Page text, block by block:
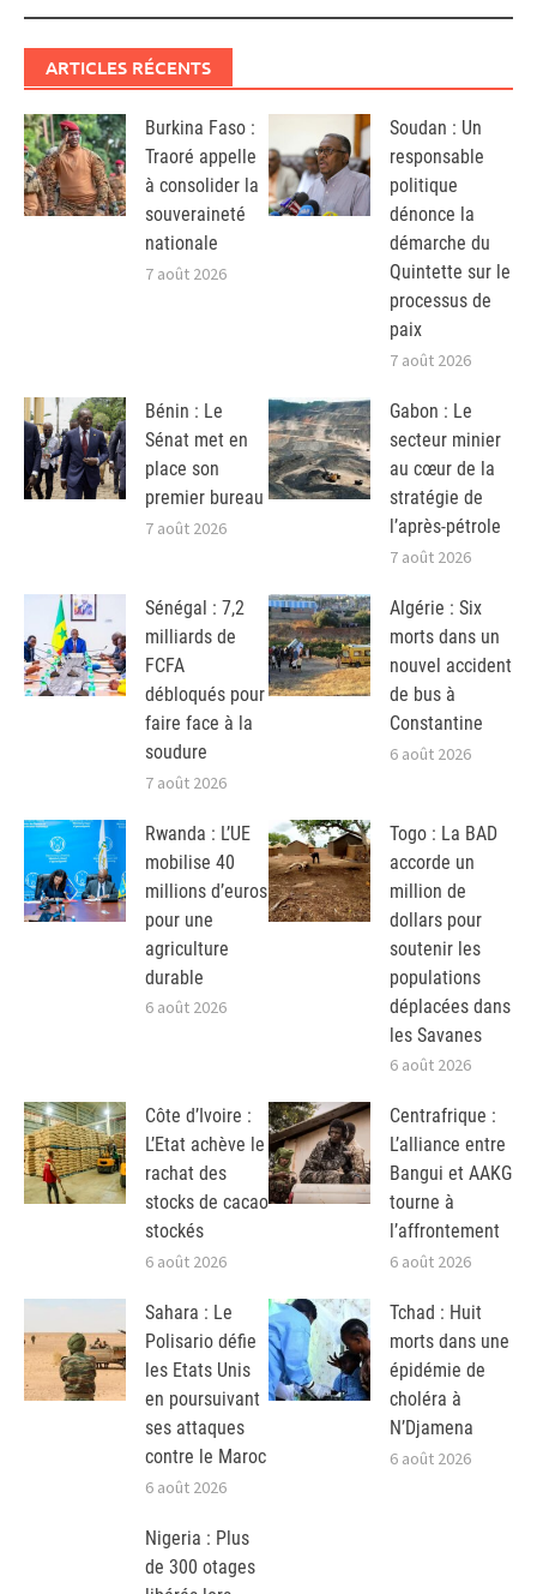
ARTICLES RÉCENTS
Burkina Faso :
Traoré appelle
à consolider la
souveraineté
nationale
7 août 2026
Soudan : Un
responsable
politique
dénonce la
démarche du
Quintette sur le
processus de
paix
7 août 2026
Bénin : Le
Sénat met en
place son
premier bureau
7 août 2026
Gabon : Le
secteur minier
au cœur de la
stratégie de
l’après-pétrole
7 août 2026
Sénégal : 7,2
milliards de
FCFA
débloqués pour
faire face à la
soudure
7 août 2026
Algérie : Six
morts dans un
nouvel accident
de bus à
Constantine
6 août 2026
Rwanda : L’UE
mobilise 40
millions d’euros
pour une
agriculture
durable
6 août 2026
Togo : La BAD
accorde un
million de
dollars pour
soutenir les
populations
déplacées dans
les Savanes
6 août 2026
Côte d’Ivoire :
L’Etat achève le
rachat des
stocks de cacao
stockés
6 août 2026
Centrafrique :
L’alliance entre
Bangui et AAKG
tourne à
l’affrontement
6 août 2026
Sahara : Le
Polisario défie
les Etats Unis
en poursuivant
ses attaques
contre le Maroc
6 août 2026
Tchad : Huit
morts dans une
épidémie de
choléra à
N’Djamena
6 août 2026
Nigeria : Plus
de 300 otages